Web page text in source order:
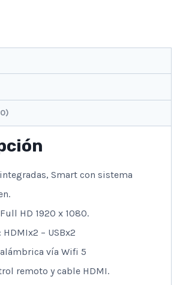
Smart con sistema
HD 1920 x 1080.
HDMIx2 – USBx2
vía Wifi 5
remoto y cable HDMI.